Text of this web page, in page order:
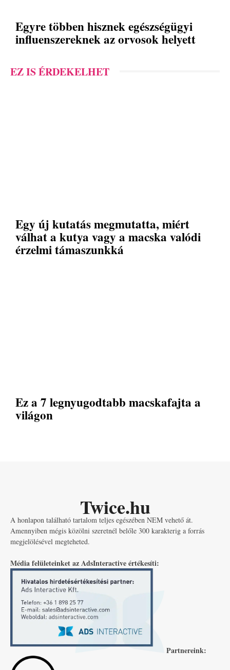
Egyre többen hisznek egészségügyi
influenszereknek az orvosok helyett
EZ IS ÉRDEKELHET
Egy új kutatás megmutatta, miért
válhat a kutya vagy a macska valódi
érzelmi támaszunkká
Ez a 7 legnyugodtabb macskafajta a
világon
Twice.hu
A honlapon található tartalom teljes egészében NEM vehető át.
Amennyiben mégis közölni szeretnél belőle 300 karakterig a forrás
megjelölésével megteheted.
Média felületeinket az AdsInteractive értékesíti:
Partnereink: